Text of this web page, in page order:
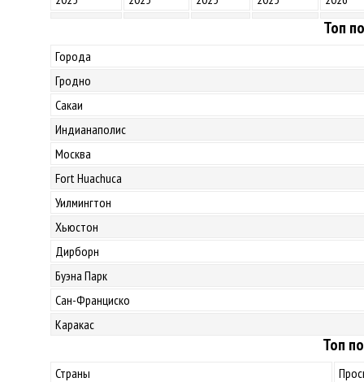
Топ
Города
Гродно
Сакаи
Индианаполис
Москва
Fort Huachuca
Уилмингтон
Хьюстон
Дирборн
Буэна Парк
Сан-Франциско
Каракас
Топ
Страны